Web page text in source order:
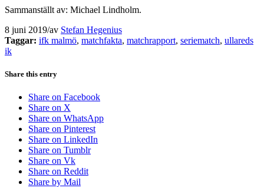
Sammanställt av: Michael Lindholm.
8 juni 2019/av Stefan Hegenius
Taggar: ifk malmö, matchfakta, matchrapport, seriematch, ullareds
ik
Share this entry
Share on Facebook
Share on X
Share on WhatsApp
Share on Pinterest
Share on LinkedIn
Share on Tumblr
Share on Vk
Share on Reddit
Share by Mail